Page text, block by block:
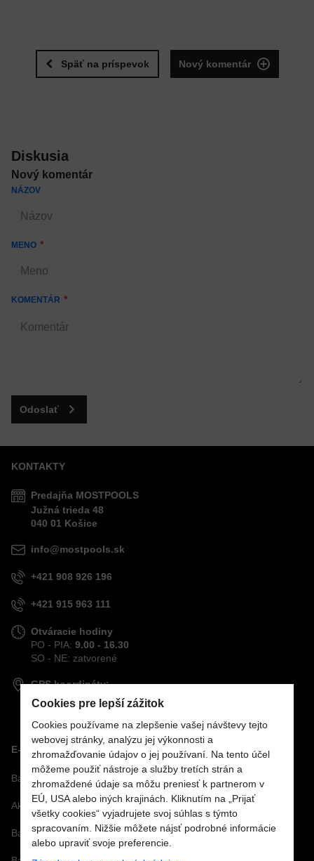
Späť na príspevok Nový komentár
Diskusia
Nový komentár
NÁZOV
MENO
KOMENTÁR
Odoslať
KONTAKTY
Predajňa MOSTPOOLS
Južná trieda 48
040 01 Košice
info@mostpools.sk
+421 908 926 196
+421 915 963 111
Otváracie hodiny
PO - PIA: 9.00 - 16.30
SO - NE: zatvorené
GPS koordináty:
48,70694°S
21,26198°V
E-SHOP
Bazénová technológia
Akcie
Bazénové sety
Cookies pre lepší zážitok
Cookies používame na zlepšenie vašej návštevy tejto
webovej stránky, analýzu jej výkonnosti a
zhromažďovanie údajov o jej používaní. Na tento účel
môžeme použiť nástroje a služby tretích strán a
zhromaždené údaje sa môžu preniesť k partnerom v
EÚ, USA alebo iných krajinách. Kliknutím na „Prijať
všetky cookies“ vyjadrujete svoj súhlas s týmto
spracovaním. Nižšie môžete nájsť podrobné informácie
alebo upraviť svoje preferencie.